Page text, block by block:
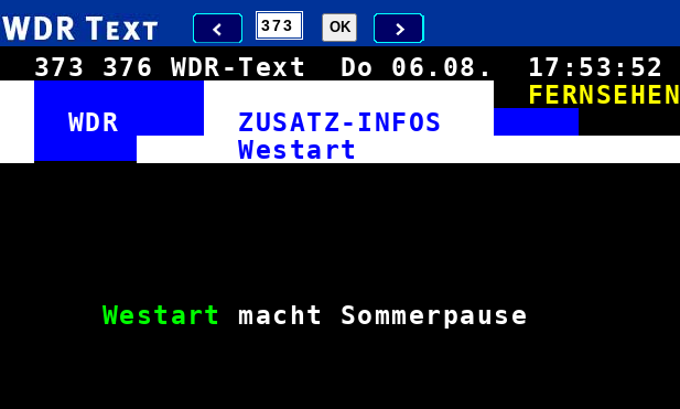
373 376 WDR-Text Do 06.08. 17:53:52
FERNSEHEN
WDR
ZUSATZ-INFOS
Westart
Westart macht Sommerpause